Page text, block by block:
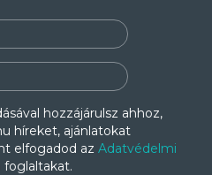
hozzájárulsz ahhoz,
híreket, ajánlatokat
elfogadod az Adatvédelmi
foglaltakat.